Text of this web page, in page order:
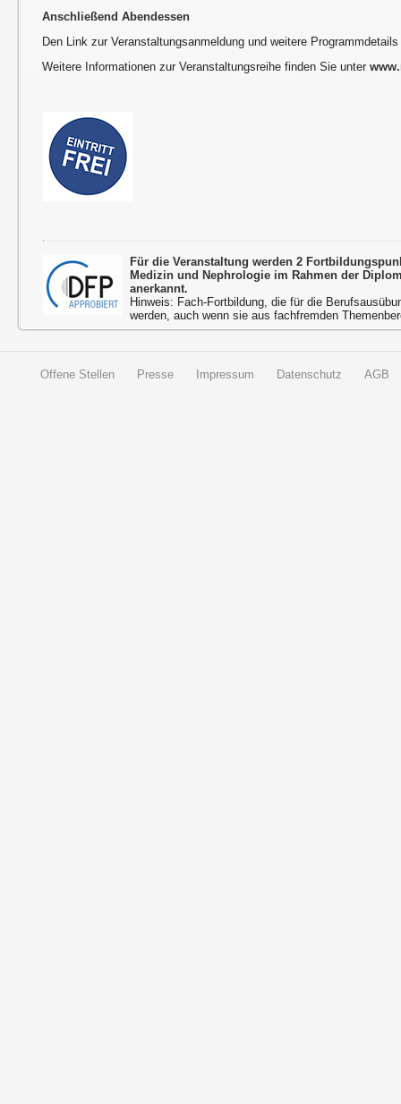
Anschließend Abendessen
Den Link zur Veranstaltungsanmeldung und weitere
Weitere Informationen zur Veranstaltungsreihe finden Sie unter
Für die Veranstaltung werden 2
Medizin und Nephrologie im Rahmen der
anerkannt.
Hinweis: Fach-Fortbildung, die für die
werden, auch wenn sie aus fachfremden
Offene Stellen Presse Impressum Datenschutz AGB